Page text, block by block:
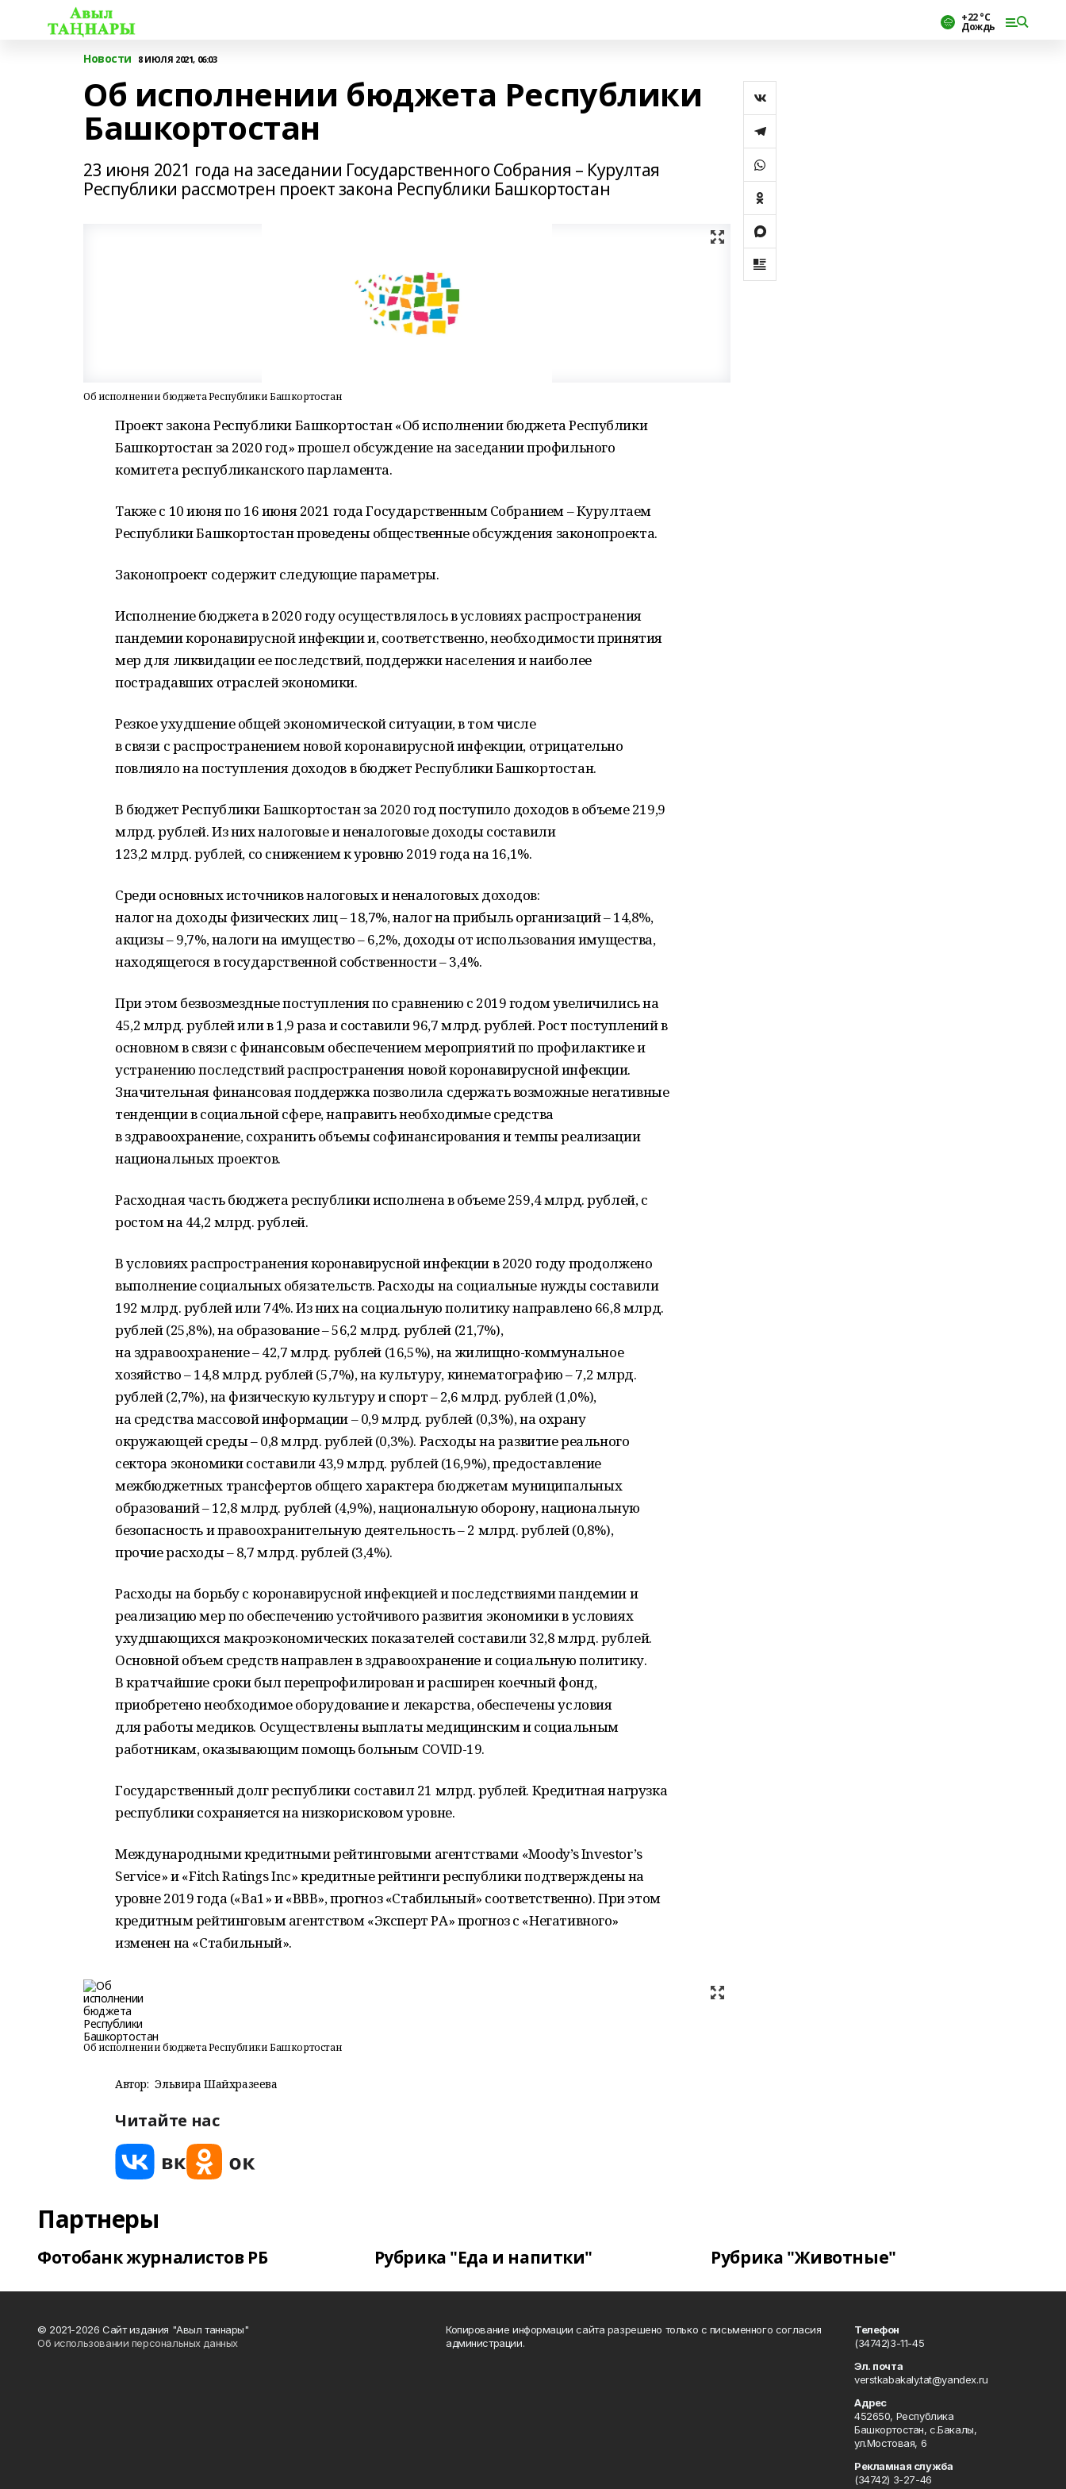
+22 °С
Дождь
Новости 8 ИЮЛЯ 2021, 06:03
Об исполнении бюджета Республики
Башкортостан
23 июня 2021 года на заседании Государственного Собрания – Курултая
Республики рассмотрен проект закона Республики Башкортостан
Об исполнении бюджета Республики Башкортостан
Проект закона Республики Башкортостан «Об исполнении бюджета Республики
Башкортостан за 2020 год» прошел обсуждение на заседании профильного
комитета республиканского парламента.
Также с 10 июня по 16 июня 2021 года Государственным Собранием – Курултаем
Республики Башкортостан проведены общественные обсуждения законопроекта.
Законопроект содержит следующие параметры.
Исполнение бюджета в 2020 году осуществлялось в условиях распространения
пандемии коронавирусной инфекции и, соответственно, необходимости принятия
мер для ликвидации ее последствий, поддержки населения и наиболее
пострадавших отраслей экономики.
Резкое ухудшение общей экономической ситуации, в том числе
в связи с распространением новой коронавирусной инфекции, отрицательно
повлияло на поступления доходов в бюджет Республики Башкортостан.
В бюджет Республики Башкортостан за 2020 год поступило доходов в объеме 219,9
млрд. рублей. Из них налоговые и неналоговые доходы составили
123,2 млрд. рублей, со снижением к уровню 2019 года на 16,1%.
Среди основных источников налоговых и неналоговых доходов:
налог на доходы физических лиц – 18,7%, налог на прибыль организаций – 14,8%,
акцизы – 9,7%, налоги на имущество – 6,2%, доходы от использования имущества,
находящегося в государственной собственности – 3,4%.
При этом безвозмездные поступления по сравнению с 2019 годом увеличились на
45,2 млрд. рублей или в 1,9 раза и составили 96,7 млрд. рублей. Рост поступлений в
основном в связи с финансовым обеспечением мероприятий по профилактике и
устранению последствий распространения новой коронавирусной инфекции.
Значительная финансовая поддержка позволила сдержать возможные негативные
тенденции в социальной сфере, направить необходимые средства
в здравоохранение, сохранить объемы софинансирования и темпы реализации
национальных проектов.
Расходная часть бюджета республики исполнена в объеме 259,4 млрд. рублей, с
ростом на 44,2 млрд. рублей.
В условиях распространения коронавирусной инфекции в 2020 году продолжено
выполнение социальных обязательств. Расходы на социальные нужды составили
192 млрд. рублей или 74%. Из них на социальную политику направлено 66,8 млрд.
рублей (25,8%), на образование – 56,2 млрд. рублей (21,7%),
на здравоохранение – 42,7 млрд. рублей (16,5%), на жилищно-коммунальное
хозяйство – 14,8 млрд. рублей (5,7%), на культуру, кинематографию – 7,2 млрд.
рублей (2,7%), на физическую культуру и спорт – 2,6 млрд. рублей (1,0%),
на средства массовой информации – 0,9 млрд. рублей (0,3%), на охрану
окружающей среды – 0,8 млрд. рублей (0,3%). Расходы на развитие реального
сектора экономики составили 43,9 млрд. рублей (16,9%), предоставление
межбюджетных трансфертов общего характера бюджетам муниципальных
образований – 12,8 млрд. рублей (4,9%), национальную оборону, национальную
безопасность и правоохранительную деятельность – 2 млрд. рублей (0,8%),
прочие расходы – 8,7 млрд. рублей (3,4%).
Расходы на борьбу с коронавирусной инфекцией и последствиями пандемии и
реализацию мер по обеспечению устойчивого развития экономики в условиях
ухудшающихся макроэкономических показателей составили 32,8 млрд. рублей.
Основной объем средств направлен в здравоохранение и социальную политику.
В кратчайшие сроки был перепрофилирован и расширен коечный фонд,
приобретено необходимое оборудование и лекарства, обеспечены условия
для работы медиков. Осуществлены выплаты медицинским и социальным
работникам, оказывающим помощь больным COVID-19.
Государственный долг республики составил 21 млрд. рублей. Кредитная нагрузка
республики сохраняется на низкорисковом уровне.
Международными кредитными рейтинговыми агентствами «Moody’s Investor’s
Service» и «Fitch Ratings Inc» кредитные рейтинги республики подтверждены на
уровне 2019 года («Ва1» и «ВВВ», прогноз «Стабильный» соответственно). При этом
кредитным рейтинговым агентством «Эксперт РА» прогноз с «Негативного»
изменен на «Стабильный».
Об исполнении бюджета Республики Башкортостан
Автор: Эльвира Шайхразеева
Читайте нас
Партнеры
Фотобанк журналистов РБ Рубрика "Еда и напитки" Рубрика "Животные"
© 2021-2026 Сайт издания "Авыл таннары"
Об использовании персональных данных
Копирование информации сайта разрешено только с письменного согласия
администрации.
Телефон
(34742)3-11-45
Эл. почта
verstkabakaly.tat@yandex.ru
Адрес
452650, Республика
Башкортостан, с.Бакалы,
ул.Мостовая, 6
Рекламная служба
(34742) 3-27-46